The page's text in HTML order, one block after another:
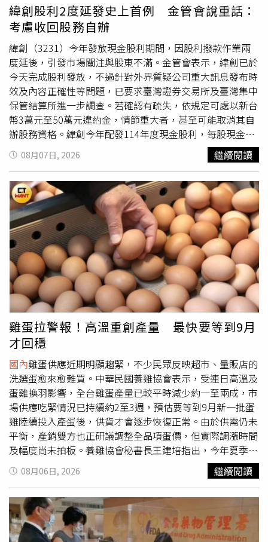
驗」闖關活動，只要完成身體力、修復力、安心力、連結力
與食養力等挑戰，就能獲得小石花質感環保袋等專屬限量好
禮。為推廣無負擔的健康生活，展區特別引進「岱宇國際」
提供的智能站坐兩用橢圓健身機。其低衝擊、護關節的平滑
踩踏設計，搭配專屬 APP 紀錄，讓各年齡層民眾都能輕鬆
享受暢快運動的樂趣，現場掃描 QR Code 前往官網，還能
將更多實用健康資訊帶回家。漫步其中，迎面而來的療癒氣
息更是另一大驚喜。現場瀰漫著由「阿原」特別打造的專屬
花蓮香，靈感取自立霧溪，蘊含檜木、紫羅蘭與迷迭香，讓
每一次呼吸都像漫步於雲霧繚繞的山谷，從嗅覺直接啟動修
復力。只要掃描 QR Code 加入阿原官方 LINE 好友，再加
碼送專屬香氛卡與旅用皂等驚喜好康。「花蓮‧療癒之境」
展區規劃五力闖關體驗，結合山海意象、健康互動裝置、在
地食養及自然香氛，吸引大批民眾排隊參與。(圖片提供／
花蓮縣政府)名家沙龍與週末派對接力，天天壓軸抽山嵐號
展期連續三天登場的「名家沙龍」場場精彩，邀請花蓮縣政
府衛生局長朱家祥、熟齡網紅「金剛老爹」、知名專欄作家
劉維公、高山森林基地創辦人馬中原等多位重量級講者，從
健康旅遊到自然療癒，持續帶領大家探索樂活新玩法。週末
的舞台同樣活力滿滿：8月8日（第二天）由派對有氧雅盈老
師帶領「樂齡帶動唱拍拍打打歡樂派對」，邀請長輩一起動
手動腳感受健康活力；8月9日（第三天）則由活躍於花蓮的
「藝舞蓉舞蹈團（Makakiting）」接力，帶來熱情的原住民
舞蹈，展現阿美族語中牽手相連的文化魅力。最令人期待
的，是連續三天滿滿的好康回饋。參與現場「有獎徵答」與
闖關集章，不僅能拿限量好禮，每日還將壓軸抽出一組（2
人）價值約 7,800 元的「山嵐號」觀光列車車票，一人中獎
兩人同行。趁著週末展期，快帶全家大小來世貿一館
D208「花蓮‧療癒之境」充飽身心電量，預約下一趟迷人
的花蓮慢活之旅！
者糞便或尿液污染的食品或飲水而傳播，常見的症狀包含持
續性發燒、頭痛、倦怠、厭食、腹痛、腹瀉、相對性心搏過
緩或軀幹出現紅疹等。疾管署呼籲，民眾要注意飲食及手部
清潔，飲用水應煮沸或使用瓶裝水，食品須經過充分加熱煮
熟後才可食用，烹調及製備過程亦應避免生熟食交叉污染，
也要落實良好個人衛生習慣，在飯前、便後、處理食品前或
更換尿片後，應正確使用肥皂及清水徹底清潔雙手，才能有
效防範感染。疾管署也提醒，民眾如出現疑似症狀，請儘速
就醫並告知飲食史；醫療院所如發現疑似個案，請於24小時
內通報。相關資訊可至疾病管制署全球資訊網查詢，或撥打
免費防疫專線1922（或0800-001922）洽詢。
緯創股利2度延發史上首例 金管會說重話：
考慮收回股務自辦
緯創（3231）今年發放現金股利期間，因股利撥款作業兩
度延後，引發市場關注與股東不滿。金管會表示，緯創已於
今天完成股利發放，不過針對外界質疑公司重大訊息發布時
效及內容正確性等問題，已要求臺灣證券交易所及臺灣集中
保管結算所進一步調查。若確認有疏失，依規定可處以新台
幣3萬元至50萬元違約金，情節重大者，甚至可能取消其自
辦股務資格。緯創今年配發114年度現金股利，每股現金股
利調整為5.50062263元，總發放金額約174.92億元。公司
原訂於7月31日發放現金股利，但因股務作業系統發生異
電腦作業出現疏失，導致部分資料錯誤，因此將股利發放日
期延至8月3日。然而，公司隨後再度公告，由於部分銀行撥
款及止付流程仍需配合作業，因此股利發放日期再次順延至
8月6日，連續兩次延期也引起投資人高度關注，部分股東認
為此舉已影響資金安排。金管會證期局於例行記者會中表
示，經查緯創已於今天完成所有現金股利發放作業，同時將
依延遲天數計算利息補償金，另行匯撥給受到影響的股東，
實際補償金額將另行通知。證期局指出，過去上市櫃公司股
利延後發放，多半是因假日或颱風等不可抗力因素所致，因
企業內部系統問題造成股利延期，且連續兩度延後的案例相
當罕見。近年來未曾發生類似情形，因此此案也成為上市櫃
公司首宗因內部作業因素導致股利延遲發放的案例。證期局
說明，依相關規定，上市櫃公司須於除息基準日後3個月內
完成現金股利發放。由於緯創已在法定期限內完成發放，因
此並未違反相關規範。不過，仍有股東反映，公司兩度發布
重大訊息時，公告時間可能不夠即時，且公告內容恐有錯
誤，進而影響投資人資金規劃與市場資訊判斷。對此，金管
會已要求證交所及集保所調查緯創重大訊息的發布時點是否
符合規定，以及公告內容是否存在不實或錯誤情形。若查證
屬實，將依規定處以新台幣3萬元至50萬元違約金。由於此
次受影響股東約40萬人，主管機關也要求相關單位儘速完成
調查。此外，證期局表示，目前國內採自辦股務的上市櫃公
司數量不多，單一企業約4家，若連同企業集團計算約有10
家。緯創即屬少數自辦股務企業之一。若此次調查結果顯示
公司在股務作業管理上確有重大疏失，主管機關將考慮收回
08月07日, 2026 繼續閱讀
雞蛋拉警報！高溫重創產量 最快要等到9月
才回穩
國內雞蛋供應近期明顯趨緊，不少民眾反映超市、量販店的
洗選蛋愈來愈難買。中華民國養雞協會表示，受連日高溫及
蛋雞換羽影響，全台雞蛋產量已較平時減少約一至兩成，市
場供應吃緊情況已持續約2至3週，預估要等到9月新一批蛋
雞陸續投入產蛋後，供貨才會逐步恢復正常。由於供需仍未
平衡，產銷雙方也正研議調整全品項蛋價，但實際調漲時間
及幅度尚未拍板。養雞協會秘書長王建培指出，今年夏季高
溫持續，加上蛋雞進入換羽期，導致產蛋率下降，整體雞蛋
供應量比平常減少約10%至20%，近期市場缺蛋情形因此更
加明顯。目前各類雞蛋中，又以洗選蛋供應最為吃緊。王建
培說明，洗選蛋須符合蛋殼完整、大小及品質等規格，才能
進入洗選包裝程序，不符合標準者則改以散裝蛋販售。因此
在產量下滑的情況下，符合洗選標準的雞蛋同步減少，使超
08月06日, 2026 繼續閱讀